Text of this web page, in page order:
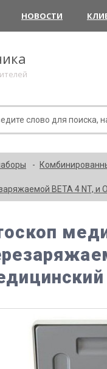
НОВОСТИ
BETA 4 NT,